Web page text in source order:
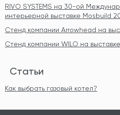
RIVO SYSTEMS на 30-ой
интерьерной выставке Mosbuild
Стенд компании Arrowhead на
Стенд компании WILO на
Статьи
Как выбрать газовый котел?